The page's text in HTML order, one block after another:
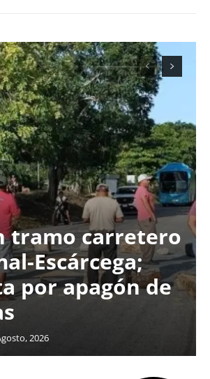
tramo carretero
Escárcega;
por apagón de
2026